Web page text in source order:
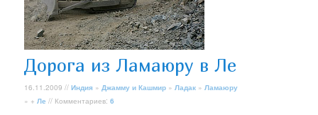
Дорога из Ламаюру в Ле
16.11.2009 //Индия » Джамму и Кашмир »Ладак »Ламаюру
» +Ле // Комментариев:6